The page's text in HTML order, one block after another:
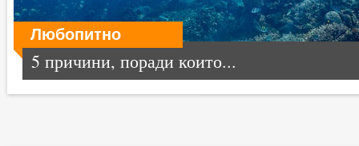
Любопитно
5 причини, поради които...